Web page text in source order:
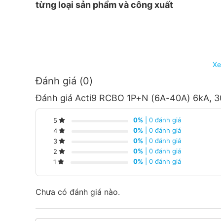
từng loại sản phẩm và công xuất
Đánh giá (0)
Đánh giá Acti9 RCBO 1P+N (6A-40A) 6kA,
5 0% | 0 đánh giá
4
0% | 0 đánh giá
3
0% | 0 đánh giá
2
0% | 0 đánh giá
1
0% | 0 đánh giá
Chưa có đánh giá nào.